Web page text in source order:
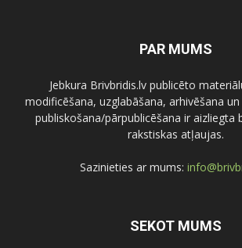
PAR MUMS
Jebkura Brivbridis.lv publicēto
modificēšana, uzglabāšana, arhivēšana
publiskošana/pārpublicēšana ir aizliegta
rakstiskas atļaujas.
Sazinieties ar mums:
SEKOT MUMS